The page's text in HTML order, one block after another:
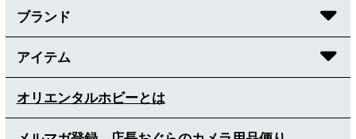
ブランド
アイテム
オリエンタルホビーとは